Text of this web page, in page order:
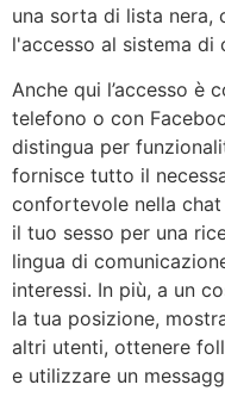
una sorta di lista nera,
l'accesso al sistema di
Anche qui l’accesso è
telefono o con
distingua per
fornisce tutto il
confortevole nella
il tuo sesso per una
lingua di
interessi. In più, a un
la tua posizione,
altri utenti, ottenere
e utilizzare un